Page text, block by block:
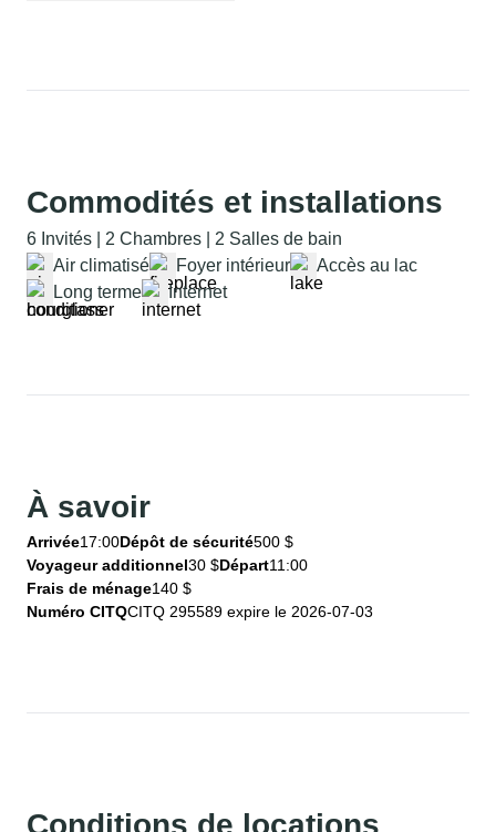
Commodités et installations
6 Invités | 2 Chambres | 2 Salles de bain
Air climatisé
Foyer intérieur
Accès au lac
Long terme
Internet
À savoir
Arrivée17:00Dépôt de sécurité500 $
Voyageur additionnel30 $Départ11:00
Frais de ménage140 $
Numéro CITQCITQ 295589 expire le 2026-07-03
Conditions de locations